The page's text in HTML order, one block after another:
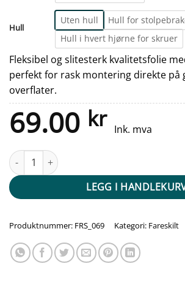
Hull
Uten hull
Hull for
Hull i hvert hjørne for skruer
Fleksibel og slitesterk kvalitetsfolie
perfekt for rask montering direkte på
overflater.
69.00 kr Ink. mva
Fareskilt - Se opp for fallende gjenstander
LEGG I
Produktnummer: FRS_069 Kategori: Fareskilt